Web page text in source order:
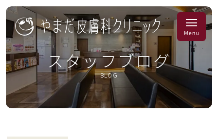
スタッフブログ
BLOG